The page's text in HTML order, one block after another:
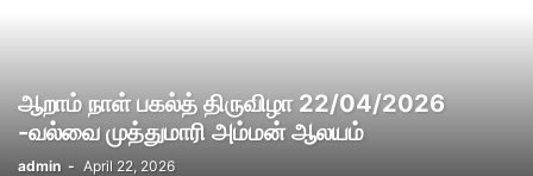
ஆறாம் நாள் பகல்த் திருவிழா 22/04/2026
-வல்வை முத்துமாரி அம்மன் ஆலயம்
admin - April 22, 2026